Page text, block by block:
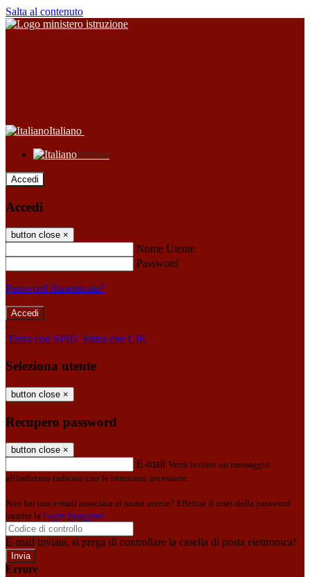
Salta al contenuto
Italiano
Italiano
Accedi
Accedi
button close ×
Nome Utente
Password
Password dimenticata?
-
Entra con SPID Entra con CIE
Seleziona utente
button close ×
Recupero password
button close ×
E-mail Verrà inviato un messaggio
all'indirizzo indicato con le istruzioni necessarie.
Non hai una e-mail associata al nome utente? Effettua il reset della password
tramite la Login Spaggiari
E-mail inviata, si prega di controllare la casella di posta elettronica!
Errore